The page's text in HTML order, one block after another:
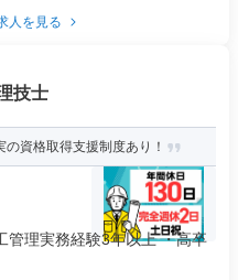
人を見る
技士
の資格取得支援制度あり！
管理実務経験3年以上 ・高卒